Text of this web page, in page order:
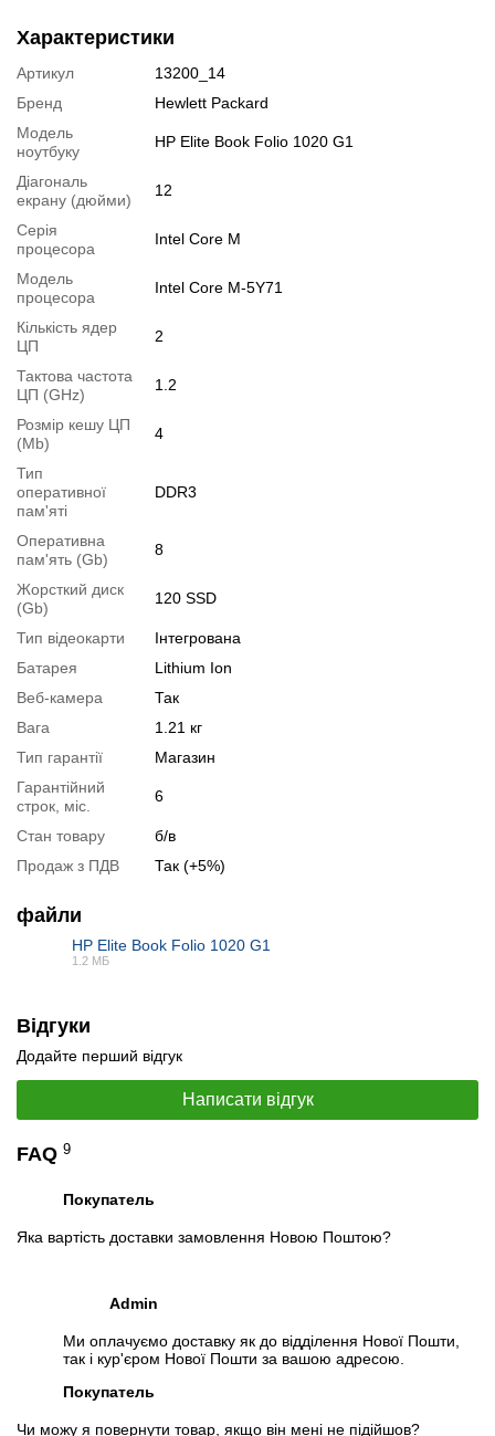
Накопичувач: 120 GB SSD
Порти: 2x USB 3.0, Audio Port Combo, HDMI, Card Reader (SD,
SDHC, SDXC), MicroSD, Docking Station Interface
Додатково:
Детальна специфікація, тести і технічні звіти
Специфікація процесора
Перейти в початок оголошення >>
Написати на Email
Характеристики
Артикул
13200_14
Бренд
Hewlett Packard
Модель
ноутбуку
HP Elite Book Folio 1020 G1
Діагональ
екрану (дюйми)
12
Серія
процесора
Intel Core M
Модель
процесора
Intel Core M-5Y71
Кількість ядер
ЦП
2
Тактова частота
ЦП (GHz)
1.2
Розмір кешу ЦП
(Mb)
4
Тип
оперативної
пам'яті
DDR3
Оперативна
пам'ять (Gb)
8
Жорсткий диск
(Gb)
120 SSD
Тип відеокарти
Інтегрована
Батарея
Lithium Ion
Веб-камера
Так
Вага
1.21 кг
Тип гарантії
Магазин
Гарантійний
строк, міс.
6
Стан товару
б/в
Продаж з ПДВ
Так (+5%)
файли
HP Elite Book Folio 1020 G1
1.2 МБ
Відгуки
Додайте перший відгук
Написати відгук
FAQ 9
Покупатель
Яка вартість доставки замовлення Новою Поштою?
Admin
Ми оплачуємо доставку як до відділення Нової Пошти,
так і кур'єром Нової Пошти за вашою адресою.
Покупатель
Чи можу я повернути товар, якщо він мені не підійшов?